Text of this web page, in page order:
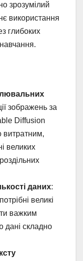
зрозумілий
використання
глибоких
зображень за
Diffusion
витратним,
великих
даних:
великі
важким
дані складно